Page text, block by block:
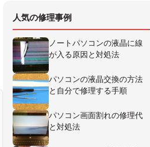
人気の修理事例
ノートパソコンの液晶に線
が入る原因と対処法
パソコンの液晶交換の方法
と自分で修理する手順
パソコン画面割れの修理代
と対処法